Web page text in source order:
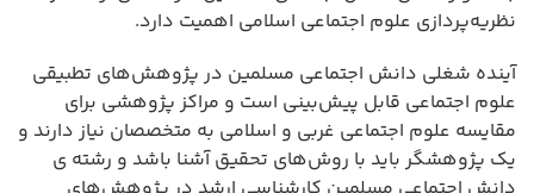
نظریه‌پردازی علوم اجتماعی اسلامی اهمیت دارد.
آینده شغلی دانش اجتماعی مسلمین در پژوهش‌های تطبیقی
علوم اجتماعی قابل پیش‌بینی است و مراکز پژوهشی برای
مقایسه علوم اجتماعی غربی و اسلامی به متخصصان نیاز دارند و
یک پژوهشگر باید با روش‌های تحقیق آشنا باشد و رشته ی